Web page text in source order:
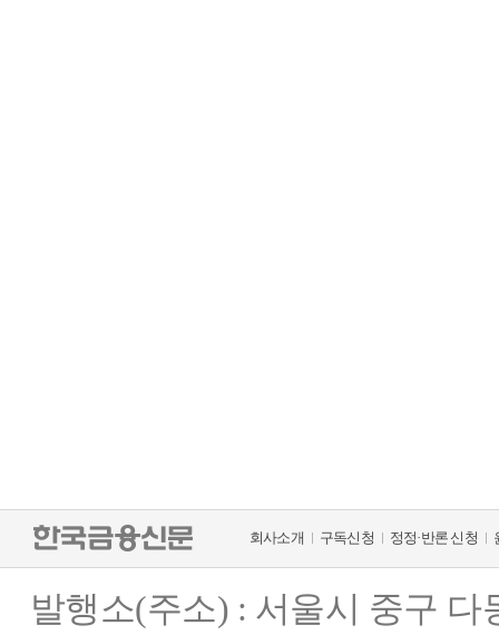
회사소개 구독신청 정정·반론 신청
발행소(주소) : 서울시 중구